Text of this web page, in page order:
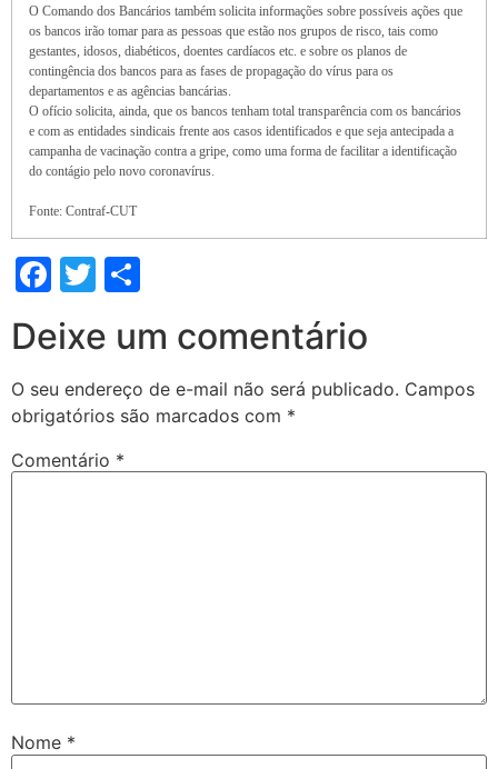
O Comando dos Bancários também solicita informações sobre possíveis ações que
os bancos irão tomar para as pessoas que estão nos grupos de risco, tais como
gestantes, idosos, diabéticos, doentes cardíacos etc. e sobre os planos de
contingência dos bancos para as fases de propagação do vírus para os
departamentos e as agências bancárias.
O ofício solicita, ainda, que os bancos tenham total transparência com os bancários
e com as entidades sindicais frente aos casos identificados e que seja antecipada a
campanha de vacinação contra a gripe, como uma forma de facilitar a identificação
do contágio pelo novo coronavírus.
Fonte: Contraf-CUT
Facebook
Twitter
Deixe um comentário
O seu endereço de e-mail não será publicado. Campos
obrigatórios são marcados com *
Comentário *
Nome *